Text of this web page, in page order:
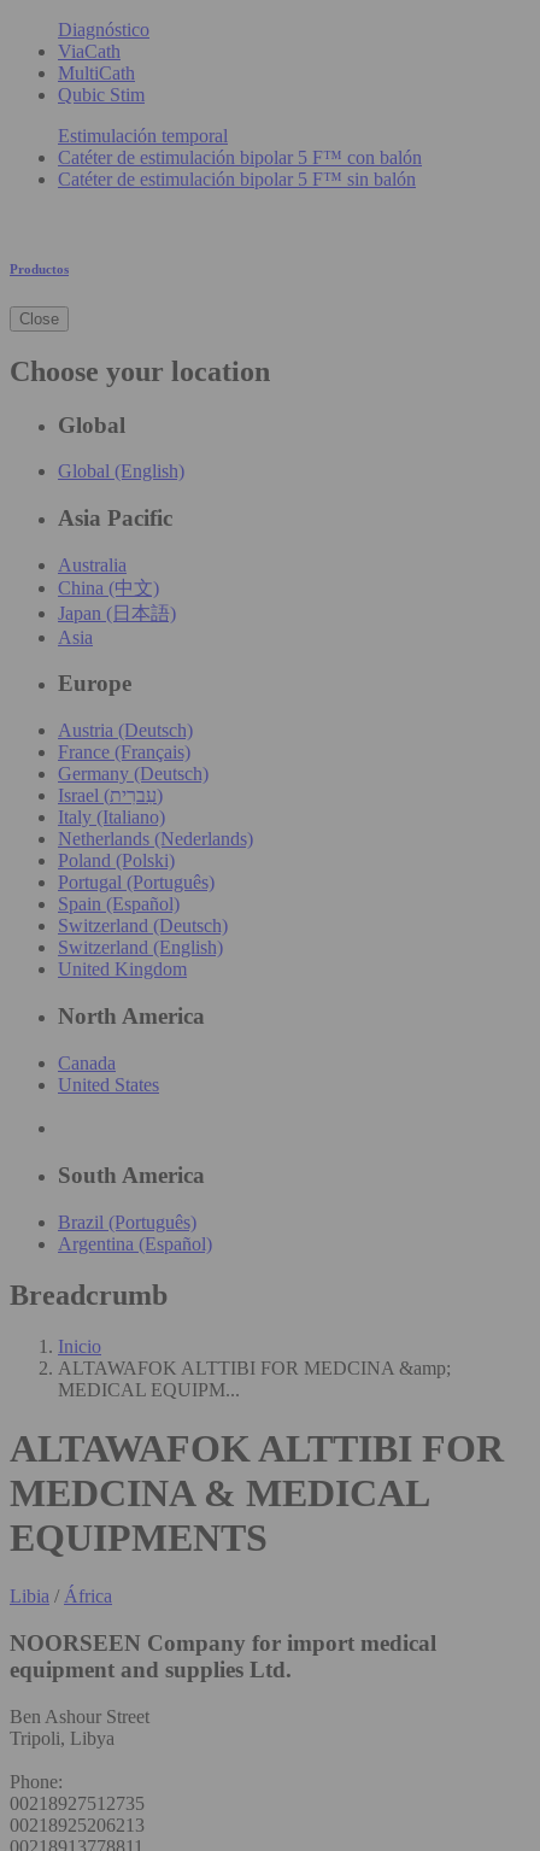
Diagnóstico
ViaCath
MultiCath
Qubic Stim
Estimulación temporal
Catéter de estimulación bipolar 5 F™ con balón
Catéter de estimulación bipolar 5 F™ sin balón
Productos
Close
Choose your location
Global
Global (English)
Asia Pacific
Australia
China (中文)
Japan (日本語)
Asia
Europe
Austria (Deutsch)
France (Français)
Germany (Deutsch)
Israel (עִברִית)
Italy (Italiano)
Netherlands (Nederlands)
Poland (Polski)
Portugal (Português)
Spain (Español)
Switzerland (Deutsch)
Switzerland (English)
United Kingdom
North America
Canada
United States
South America
Brazil (Português)
Argentina (Español)
Breadcrumb
Inicio
ALTAWAFOK ALTTIBI FOR MEDCINA &amp;
MEDICAL EQUIPM...
ALTAWAFOK ALTTIBI FOR
MEDCINA & MEDICAL
EQUIPMENTS
Libia / África
NOORSEEN Company for import medical
equipment and supplies Ltd.
Ben Ashour Street
Tripoli, Libya
Phone:
00218927512735
00218925206213
00218913778811